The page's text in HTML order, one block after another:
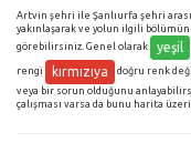
Artvin şehri ile Şanlıurfa şehri
yakınlaşarak ve yolun ilgili
görebilirsiniz. Genel olarak
yeşil
rengi kırmızıya
doğru renk
veya bir sorun olduğunu
çalışması varsa da bunu harita